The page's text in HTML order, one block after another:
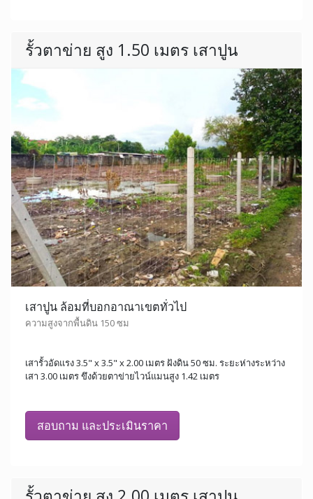
รั้วตาข่าย สูง 1.50 เมตร เสาปูน
เสาปูน ล้อมที่บอกอาณาเขตทั่วไป
ความสูงจากพื้นดิน 150 ซม
เสารั้วอัดแรง 3.5" x 3.5" x 2.00 เมตร ฝังดิน 50 ซม. ระยะห่างระหว่าง
เสา 3.00 เมตร ขึงด้วยตาข่ายไวน์แมนสูง 1.42 เมตร
สอบถาม และประเมินราคา